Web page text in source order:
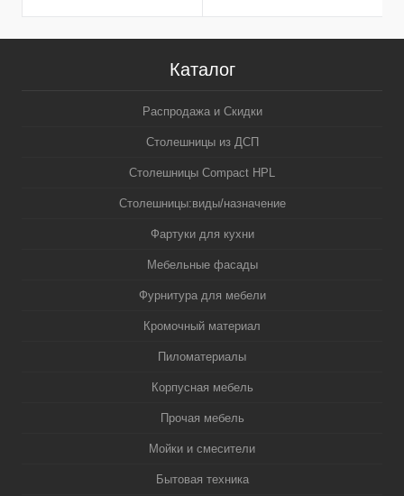
Каталог
Распродажа и Скидки
Столешницы из ДСП
Столешницы Compact HPL
Столешницы:виды/назначение
Фартуки для кухни
Мебельные фасады
Фурнитура для мебели
Кромочный материал
Пиломатериалы
Корпусная мебель
Прочая мебель
Мойки и смесители
Бытовая техника